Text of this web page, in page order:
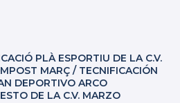
PLÀ ESPORTIU DE LA C.V.
MARÇ / TECNIFICACIÓN
DEPORTIVO ARCO
DE LA C.V. MARZO